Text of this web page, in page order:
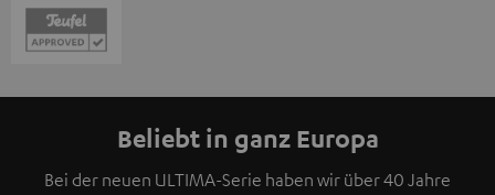
Beliebt in ganz Europa
Bei der neuen ULTIMA-Serie haben wir über 40 Jahre